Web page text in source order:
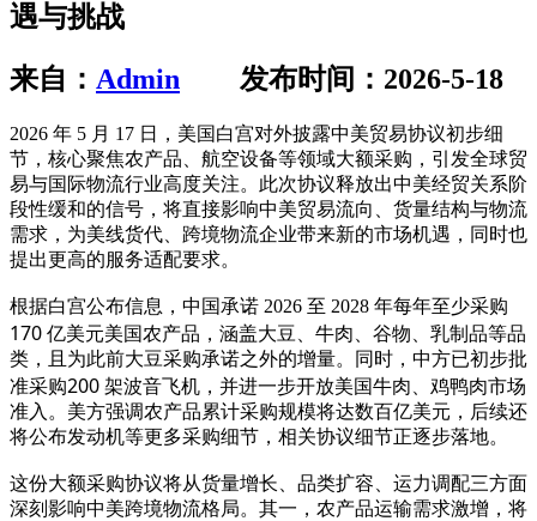
遇与挑战
来自： Admin 发布时间：2026-5-18
2026 年 5 月 17 日，美国白宫对外披露中美贸易协议初步细
节，核心聚焦农产品、航空设备等领域大额采购，引发全球贸
易与国际物流行业高度关注。此次协议释放出中美经贸关系阶
段性缓和的信号，将直接影响中美贸易流向、货量结构与物流
需求，为美线货代、跨境物流企业带来新的市场机遇，同时也
提出更高的服务适配要求。
根据白宫公布信息，中国承诺 2026 至 2028 年每年至少采购
170 亿美元美国农产品 ，涵盖大豆、牛肉、谷物、乳制品等品
类，且为此前大豆采购承诺之外的增量。同时，中方已初步批
准采购200 架波音飞机 ，并进一步开放美国牛肉、鸡鸭肉市场
准入。美方强调农产品累计采购规模将达数百亿美元，后续还
将公布发动机等更多采购细节，相关协议细节正逐步落地。
这份大额采购协议将从货量增长、品类扩容、运力调配三方面
深刻影响中美跨境物流格局。其一，农产品运输需求激增，将